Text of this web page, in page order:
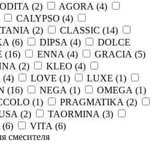
(2) AGORA (4)
CALYPSO (4)
(2) CLASSIC (14)
(6) DIPSA (4)
DOLCE
(16) ENNA (4) GRACIA (5)
(2) KLEO (4)
(4) LOVE (1) LUXE (1)
(16) NEGA (1) OMEGA (1)
(1) PRAGMATIKA (2)
(2) TAORMINA (3)
(6) VITA (6)
смесителя